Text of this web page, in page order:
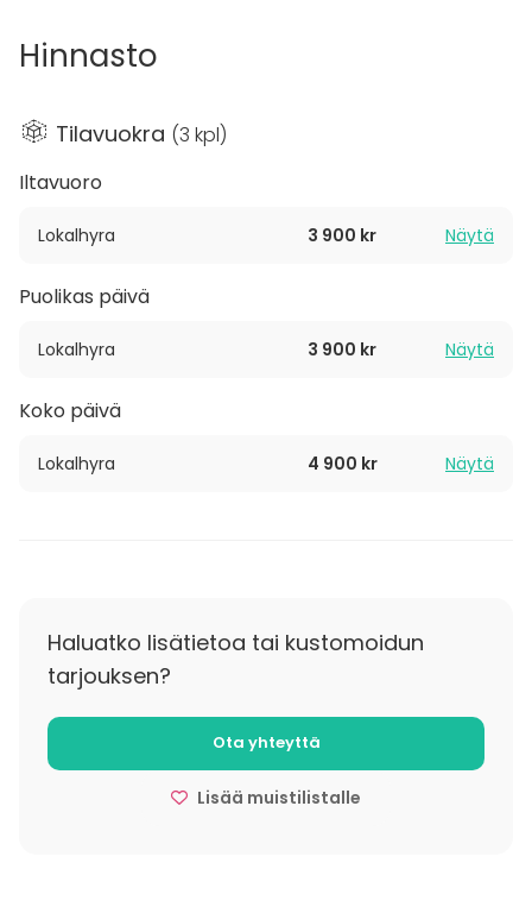
Oavsett om ni vill ha en mindre sluten fest eller fira
kärleken stort – under sommaren finns även
Slottsskogens bästa läge – så ser vi till att skapa ett
Hinnasto
Tilavuokra (3 kpl)
Iltavuoro
Lokalhyra 3 900 kr Näytä
Puolikas päivä
Lokalhyra 3 900 kr Näytä
Koko päivä
Lokalhyra 4 900 kr Näytä
Haluatko lisätietoa tai kustomoidun
tarjouksen?
Ota yhteyttä
Lisää muistilistalle